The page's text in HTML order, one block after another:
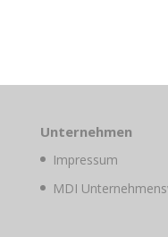
Unternehmen
Impressum
MDI